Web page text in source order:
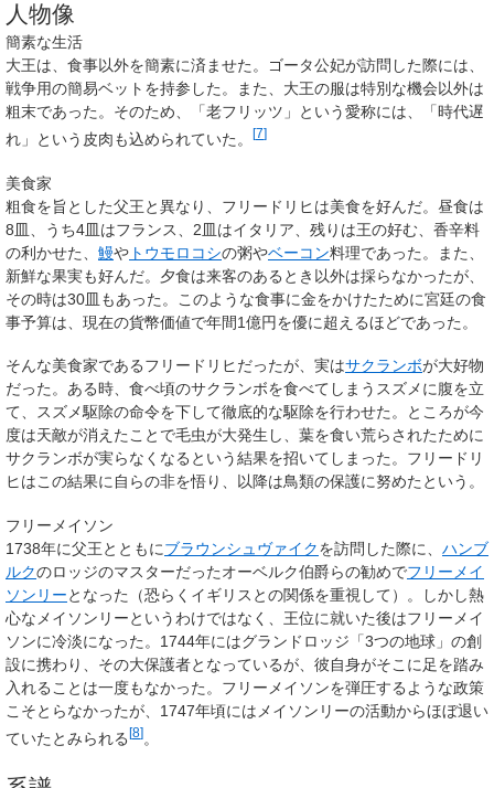
人物像
簡素な生活
大王は、食事以外を簡素に済ませた。ゴータ公妃が訪問した際には、
戦争用の簡易ベットを持参した。また、大王の服は特別な機会以外は
粗末であった。そのため、「老フリッツ」という愛称には、「時代遅
れ」という皮肉も込められていた。
[7]
美食家
粗食を旨とした父王と異なり、フリードリヒは美食を好んだ。昼食は
8皿、うち4皿はフランス、2皿はイタリア、残りは王の好む、香辛料
の利かせた、 鰻や トウモロコシの粥やベーコン料理であった。また、
新鮮な果実も好んだ。夕食は来客のあるとき以外は採らなかったが、
その時は30皿もあった。このような食事に金をかけたために宮廷の食
事予算は、現在の貨幣価値で年間1億円を優に超えるほどであった。
そんな美食家であるフリードリヒだったが、実はサクランボが大好物
だった。ある時、食べ頃のサクランボを食べてしまうスズメに腹を立
て、スズメ駆除の命令を下して徹底的な駆除を行わせた。ところが今
度は天敵が消えたことで毛虫が大発生し、葉を食い荒らされたために
サクランボが実らなくなるという結果を招いてしまった。フリードリ
ヒはこの結果に自らの非を悟り、以降は鳥類の保護に努めたという。
フリーメイソン
1738年に父王とともにブラウンシュヴァイクを訪問した際に、 ハンブ
ルクのロッジのマスターだったオーベルク伯爵らの勧めでフリーメイ
ソンリーとなった（恐らくイギリスとの関係を重視して）。しかし熱
心なメイソンリーというわけではなく、王位に就いた後はフリーメイ
ソンに冷淡になった。1744年にはグランドロッジ「3つの地球」の創
設に携わり、その大保護者となっているが、彼自身がそこに足を踏み
入れることは一度もなかった。フリーメイソンを弾圧するような政策
こそとらなかったが、1747年頃にはメイソンリーの活動からほぼ退い
ていたとみられる[8]。